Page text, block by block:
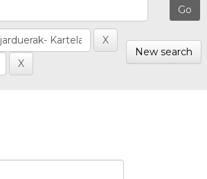
New search